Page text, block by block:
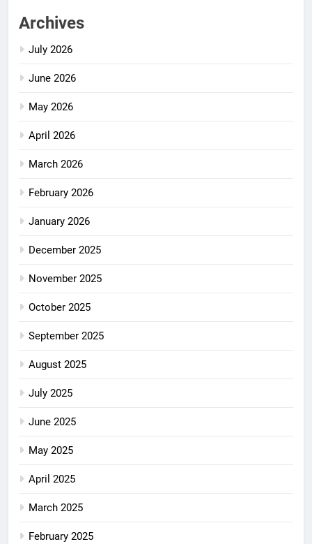
Archives
July 2026
June 2026
May 2026
April 2026
March 2026
February 2026
January 2026
December 2025
November 2025
October 2025
September 2025
August 2025
July 2025
June 2025
May 2025
April 2025
March 2025
February 2025